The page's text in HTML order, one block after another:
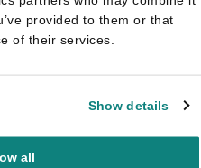
provided to them or that
of their services.
Show details
all